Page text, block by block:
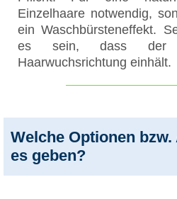
Einzelhaare notwendig,
ein Waschbürsteneffekt.
es sein, dass der
Haarwuchsrichtung einhält.
Welche Optionen
es geben?